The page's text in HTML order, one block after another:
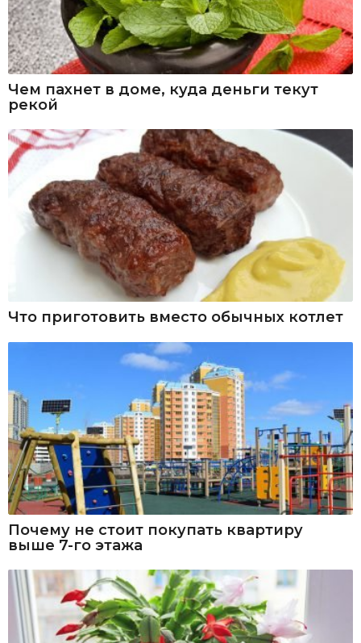
Чем пахнет в доме, куда деньги текут
рекой
Что приготовить вместо обычных котлет
Почему не стоит покупать квартиру
выше 7-го этажа